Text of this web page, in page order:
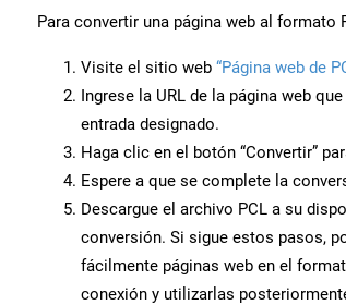
Para convertir una página web al formato
Visite el sitio web “Página web de
Ingrese la URL de la página web
entrada designado.
Haga clic en el botón “Convertir”
Espere a que se complete la
Descargue el archivo PCL a su
conversión. Si sigue estos pasos,
fácilmente páginas web en el
conexión y utilizarlas